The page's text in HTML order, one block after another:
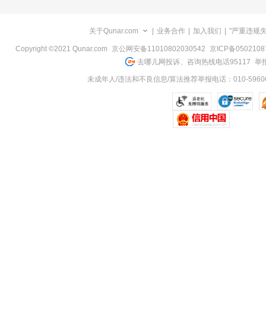
关于Qunar.com 业务合作 加入我们 "严重违规
Copyright ©2021 Qunar.com 京公网安备11010802030542 京ICP备
去哪儿网投诉、咨询热线电话95117 举
未成年人/违法和不良信息/算法推荐举报电话：010-